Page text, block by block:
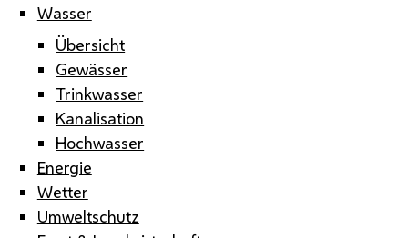
Wasser
Übersicht
Gewässer
Trinkwasser
Kanalisation
Hochwasser
Energie
Wetter
Umweltschutz